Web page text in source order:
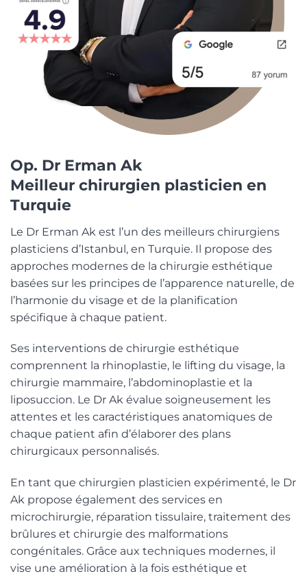
Op. Dr Erman Ak
Meilleur chirurgien plasticien en
Turquie
Le Dr Erman Ak est l’un des meilleurs chirurgiens
plasticiens d’Istanbul, en Turquie. Il propose des
approches modernes de la chirurgie esthétique
basées sur les principes de l’apparence naturelle, de
l’harmonie du visage et de la planification
spécifique à chaque patient.
Ses interventions de chirurgie esthétique
comprennent la rhinoplastie, le lifting du visage, la
chirurgie mammaire, l’abdominoplastie et la
liposuccion. Le Dr Ak évalue soigneusement les
attentes et les caractéristiques anatomiques de
chaque patient afin d’élaborer des plans
chirurgicaux personnalisés.
En tant que chirurgien plasticien expérimenté, le Dr
Ak propose également des services en
microchirurgie, réparation tissulaire, traitement des
brûlures et chirurgie des malformations
congénitales. Grâce aux techniques modernes, il
vise une amélioration à la fois esthétique et